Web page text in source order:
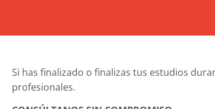
Si has finalizado o finalizas tus estudios
profesionales.